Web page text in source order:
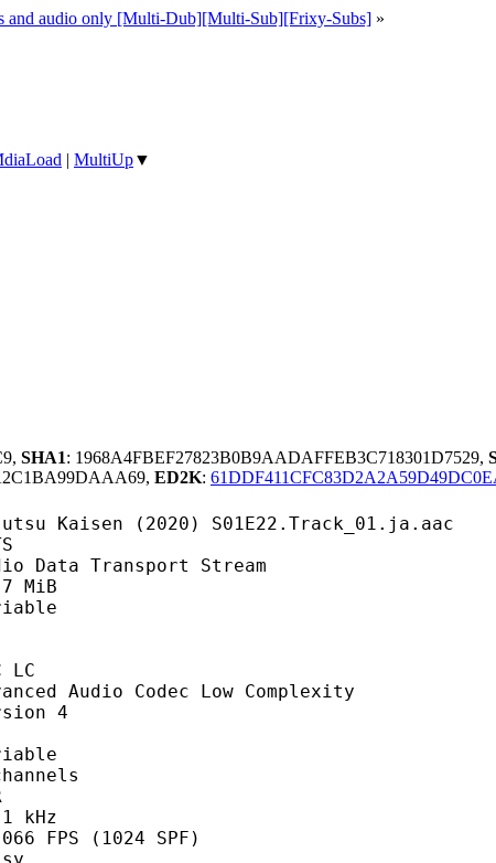
and audio only [Multi-Dub][Multi-Sub][Frixy-Subs] »
| MultiUp▼
SHA1: 1968A4FBEF27823B0B9AADAFFEB3C718301D7529,
ED2K:
S01E22.Track_01.ja.aac
Stream
Low Complexity
4
SPF)